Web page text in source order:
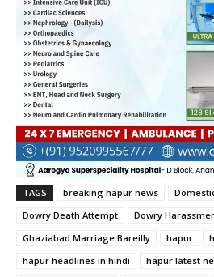
TAGS breaking hapur news
Dowry Death Attempt
Dowry
Ghaziabad Marriage Bareilly
hapur
hapur headlines in hindi
hapur latest